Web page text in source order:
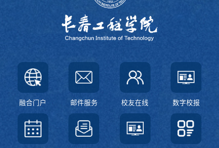
融合门户 邮件服务 校友在线 数字校报